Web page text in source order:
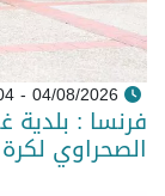
04/08/2026 - 15:04
فرنسا :
الصحراوي